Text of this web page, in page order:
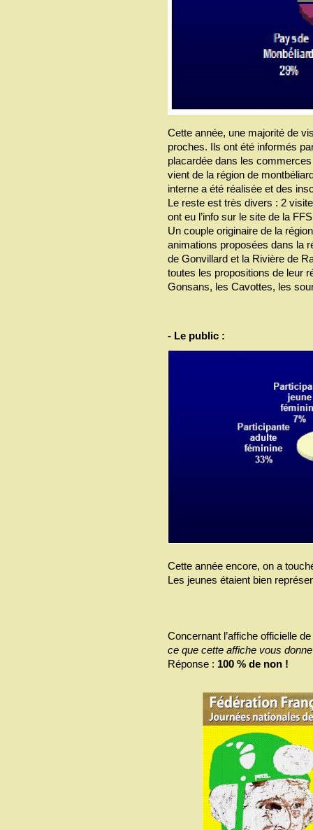
Cette année, une majorité de
proches. Ils ont été informés
placardée dans les
vient de la région de
interne a été réalisée et des
Le reste est très divers : 2
ont eu l’info sur le site de la
Un couple originaire de la
animations proposées dans la
de Gonvillard et la Rivière de
toutes les propositions de leur
Gonsans, les Cavottes, les
- Le public :
Cette année encore, on a
Les jeunes étaient bien
Concernant l’affiche officielle
ce que cette affiche vous
Réponse : 100 % de non !